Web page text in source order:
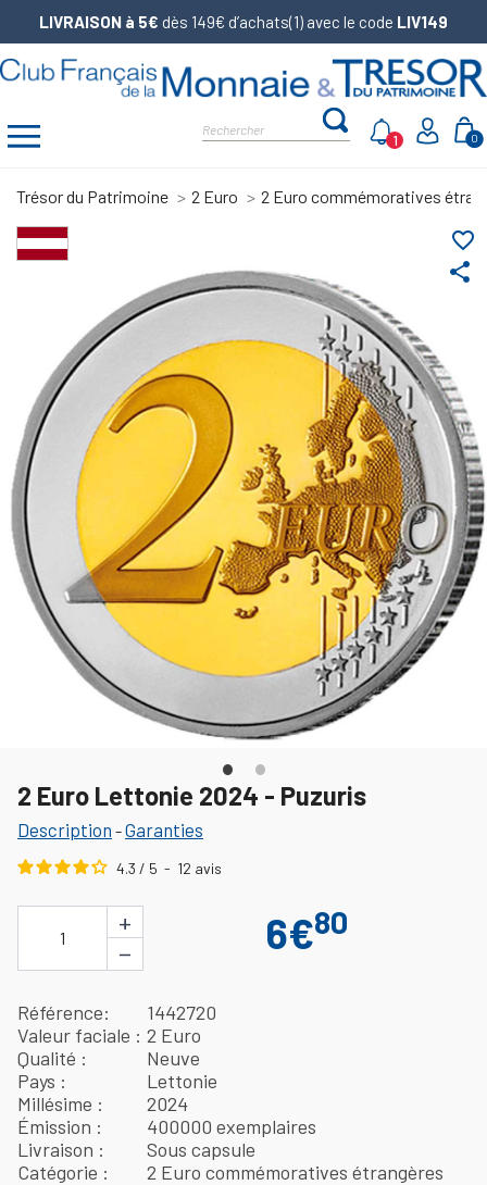
LIVRAISON à 5€ dès 149€ d’achats(1) avec le code LIV149
0
1
Trésor du Patrimoine 2 Euro 2 Euro commémoratives
share
favorite_border
2 Euro Lettonie 2024 - Puzuris
Description -Garanties
4.3 / 5 - 12 avis
1
+
−
6€80
Référence
1442720
Valeur faciale
2 Euro
Qualité
Neuve
Pays
Lettonie
Millésime
2024
Émission
400000 exemplaires
Livraison
Sous capsule
Catégorie
2 Euro commémoratives étrangères